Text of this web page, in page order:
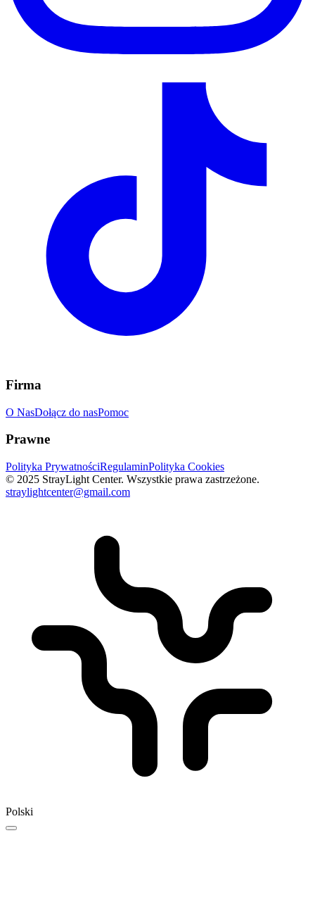
Firma
O NasDołącz do nasPomoc
Prawne
Polityka PrywatnościRegulaminPolityka Cookies
© 2025 StrayLight Center. Wszystkie prawa zastrzeżone.
straylightcenter@gmail.com
Polski